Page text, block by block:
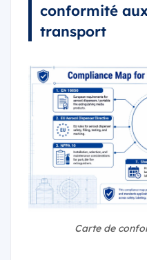
conformité
transport
Carte de